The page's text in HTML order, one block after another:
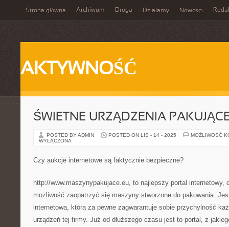
Strona główna Archiwum Droga Działamy Nowości
AKTYWNOŚĆ
ŚWIETNE URZĄDZENIA
POSTED BY ADMIN POSTED ON LIS - 14 - 2025
MOŻLIWOŚĆ
WYŁĄCZONA
Czy aukcje internetowe są faktycznie bezpieczne?
http://www.maszynypakujace.eu, to najlepszy portal internetowy,
możliwość zaopatrzyć się maszyny stworzone do pakowania.
internetowa, która za pewne zagwarantuje sobie przychylność
urządzeń tej firmy. Już od dłuższego czasu jest to portal, z